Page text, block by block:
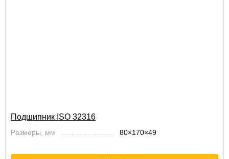
Подшипник ISO 32316
Размеры, мм 80×170×49